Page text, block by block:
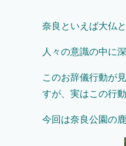
奈良といえば大仏
人々の意識の中に
このお辞儀行動が
すが、実はこの行
今回は奈良公園の